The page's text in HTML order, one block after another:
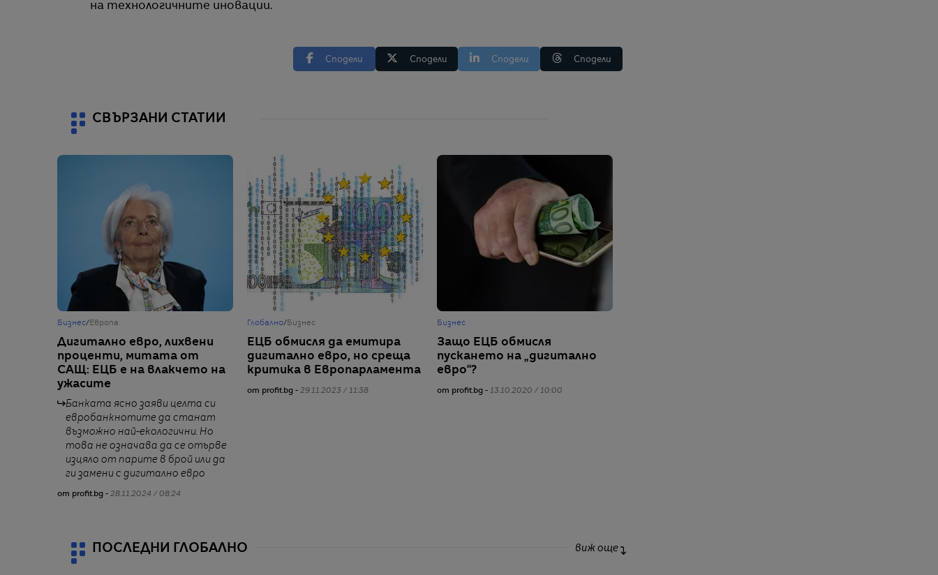
на технологичните иновации.
Сподели Сподели Сподели Сподели
СВЪРЗАНИ СТАТИИ
Бизнес/Европа
Дигитално евро, лихвени
проценти, митата от
САЩ: ЕЦБ е на влакчето на
ужасите
Банката ясно заяви целта си
евробанкнотите да станат
възможно най-екологични. Но
това не означава да се отърве
изцяло от парите в брой или да
ги замени с дигитално евро
от profit.bg - 28.11.2024 / 08:24
Глобално/Бизнес
ЕЦБ обмисля да емитира
дигитално евро, но среща
критика в Европарламента
от profit.bg - 29.11.2023 / 11:38
Бизнес
Защо ЕЦБ обмисля
пускането на „дигитално
евро“?
от profit.bg - 13.10.2020 / 10:00
ПОСЛЕДНИ ГЛОБАЛНО виж още